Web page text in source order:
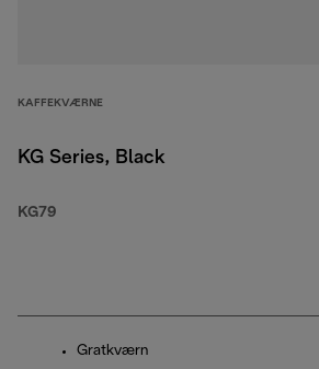
KAFFEKVÆRNE
KG Series, Black
KG79
Gratkværn